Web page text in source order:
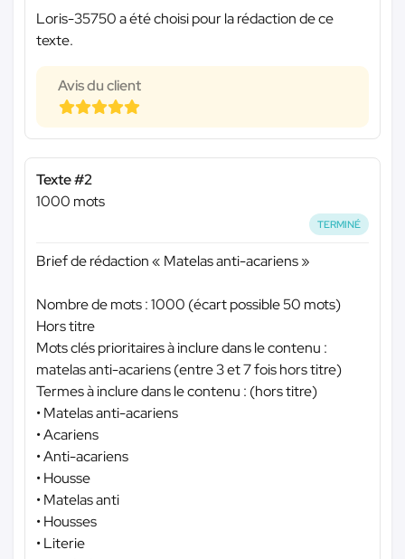
Loris-35750 a été choisi pour la rédaction de ce
texte.
Avis du client
Texte #2
1000 mots
TERMINÉ
Brief de rédaction « Matelas anti-acariens »
Nombre de mots : 1000 (écart possible 50 mots)
Hors titre
Mots clés prioritaires à inclure dans le contenu :
matelas anti-acariens (entre 3 et 7 fois hors titre)
Termes à inclure dans le contenu : (hors titre)
• Matelas anti-acariens
• Acariens
• Anti-acariens
• Housse
• Matelas anti
• Housses
• Literie